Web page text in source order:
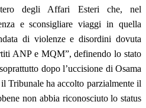
degli Affari Esteri che, nel
e sconsigliare viaggi in quella
di violenze e disordini dovuta
ANP e MQM”, definendo lo stato
dopo l’uccisione di Osama
Tribunale ha accolto parzialmente il
non abbia riconosciuto lo status